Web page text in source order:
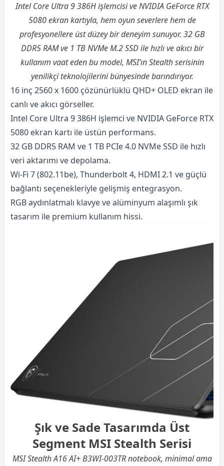
Intel Core Ultra 9 386H işlemcisi ve NVIDIA GeForce RTX
5080 ekran kartıyla, hem oyun severlere hem de
profesyonellere üst düzey bir deneyim sunuyor. 32 GB
DDR5 RAM ve 1 TB NVMe M.2 SSD ile hızlı ve akıcı bir
kullanım vaat eden bu model, MSI’ın Stealth serisinin
yenilikçi teknolojilerini bünyesinde barındırıyor.
16 inç 2560 x 1600 çözünürlüklü QHD+ OLED ekran ile
canlı ve akıcı görseller.
Intel Core Ultra 9 386H işlemci ve NVIDIA GeForce RTX
5080 ekran kartı ile üstün performans.
32 GB DDR5 RAM ve 1 TB PCIe 4.0 NVMe SSD ile hızlı
veri aktarımı ve depolama.
Wi-Fi 7 (802.11be), Thunderbolt 4, HDMI 2.1 ve güçlü
bağlantı seçenekleriyle gelişmiş entegrasyon.
RGB aydınlatmalı klavye ve alüminyum alaşımlı şık
tasarım ile premium kullanım hissi.
Şık ve Sade Tasarımda Üst
Segment MSI Stealth Serisi
MSI Stealth A16 AI+ B3WI-003TR notebook, minimal ama